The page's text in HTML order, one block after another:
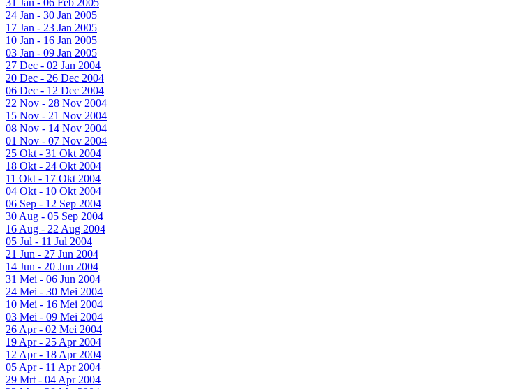
24 Jan - 30 Jan 2005
17 Jan - 23 Jan 2005
10 Jan - 16 Jan 2005
03 Jan - 09 Jan 2005
27 Dec - 02 Jan 2004
20 Dec - 26 Dec 2004
06 Dec - 12 Dec 2004
22 Nov - 28 Nov 2004
15 Nov - 21 Nov 2004
08 Nov - 14 Nov 2004
01 Nov - 07 Nov 2004
25 Okt - 31 Okt 2004
18 Okt - 24 Okt 2004
11 Okt - 17 Okt 2004
04 Okt - 10 Okt 2004
06 Sep - 12 Sep 2004
30 Aug - 05 Sep 2004
16 Aug - 22 Aug 2004
05 Jul - 11 Jul 2004
21 Jun - 27 Jun 2004
14 Jun - 20 Jun 2004
31 Mei - 06 Jun 2004
24 Mei - 30 Mei 2004
10 Mei - 16 Mei 2004
03 Mei - 09 Mei 2004
26 Apr - 02 Mei 2004
19 Apr - 25 Apr 2004
12 Apr - 18 Apr 2004
05 Apr - 11 Apr 2004
29 Mrt - 04 Apr 2004